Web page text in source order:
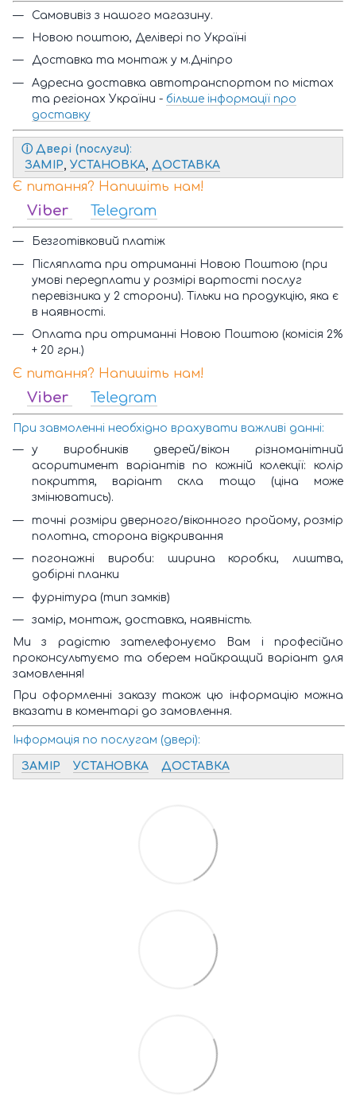
Самовивіз з нашого магазину.
Новою поштою, Делівері по Україні
Доставка та монтаж у м.Дніпро
Адресна доставка автотранспортом по містах
та регіонах України - більше інформації про
доставку
ⓘ Двері (послуги):
ЗАМІР, УСТАНОВКА, ДОСТАВКА
Є питання? Напишіть нам!
Viber Telegram
Безготівковий платіж
Післяплата при отриманні Новою Поштою (при
умові передплати у розмірі вартості послуг
перевізника у 2 сторони). Тільки на продукцію, яка є
в наявності.
Оплата при отриманні Новою Поштою (комісія 2%
+ 20 грн.)
Є питання? Напишіть нам!
Viber Telegram
При завмоленні необхідно врахувати важливі данні:
у виробників дверей/вікон різноманітний
асоритимент варіантів по кожній колекції: колір
покриття, варіант скла тощо (ціна може
змінюватись).
точні розміри дверного/віконного пройому, розмір
полотна, сторона відкривання
погонажні вироби: ширина коробки, лиштва,
добірні планки
фурнітура (тип замків)
замір, монтаж, доставка, наявність.
Ми з радістю зателефонуємо Вам і професійно
проконсультуємо та оберем найкращий варіант для
замовлення!
При оформленні заказу також цю інформацію можна
вказати в коментарі до замовлення.
Інформація по послугам (двері):
ЗАМІР УСТАНОВКА ДОСТАВКА